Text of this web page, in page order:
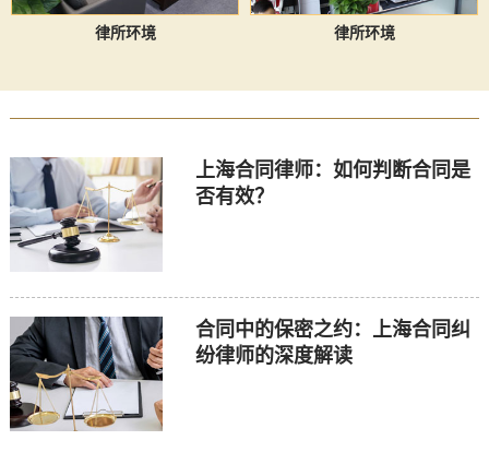
律所环境 律所环境
上海合同律师：如何判断合同是
否有效？
合同中的保密之约：上海合同纠
纷律师的深度解读